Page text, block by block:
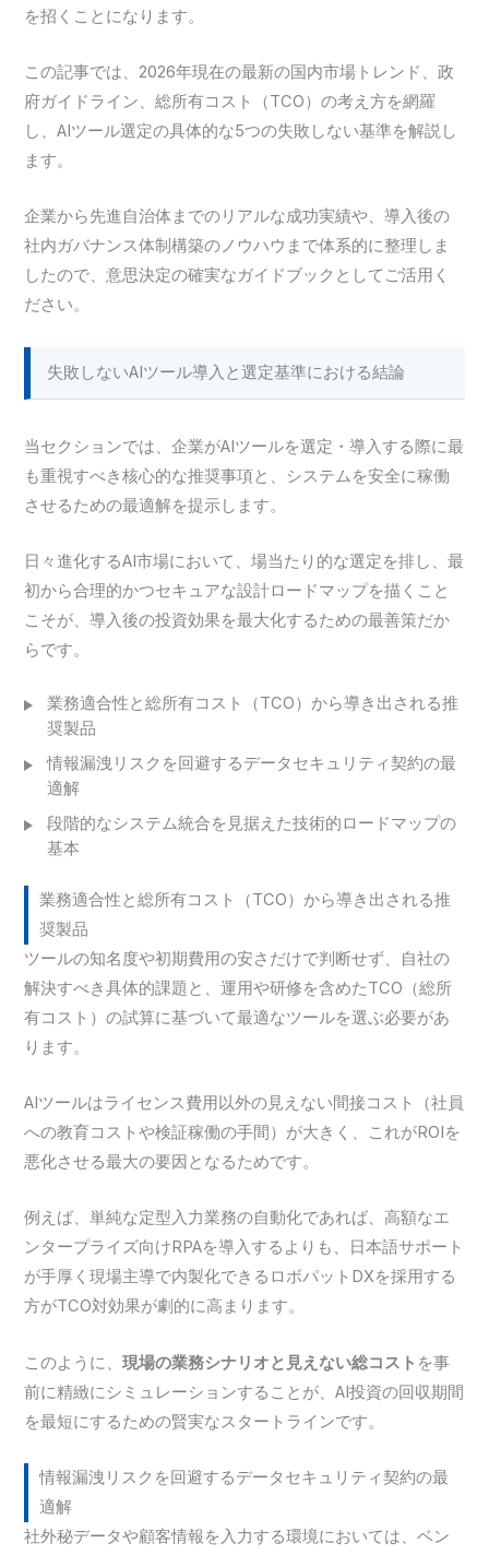
を招くことになります。
この記事では、2026年現在の最新の国内市場トレンド、政
府ガイドライン、総所有コスト（TCO）の考え方を網羅
し、AIツール選定の具体的な5つの失敗しない基準を解説し
ます。
企業から先進自治体までのリアルな成功実績や、導入後の
社内ガバナンス体制構築のノウハウまで体系的に整理しま
したので、意思決定の確実なガイドブックとしてご活用く
ださい。
失敗しないAIツール導入と選定基準における結論
当セクションでは、企業がAIツールを選定・導入する際に最
も重視すべき核心的な推奨事項と、システムを安全に稼働
させるための最適解を提示します。
日々進化するAI市場において、場当たり的な選定を排し、最
初から合理的かつセキュアな設計ロードマップを描くこと
こそが、導入後の投資効果を最大化するための最善策だか
らです。
業務適合性と総所有コスト（TCO）から導き出される推
奨製品
情報漏洩リスクを回避するデータセキュリティ契約の最
適解
段階的なシステム統合を見据えた技術的ロードマップの
基本
業務適合性と総所有コスト（TCO）から導き出される推
奨製品
ツールの知名度や初期費用の安さだけで判断せず、自社の
解決すべき具体的課題と、運用や研修を含めたTCO（総所
有コスト）の試算に基づいて最適なツールを選ぶ必要があ
ります。
AIツールはライセンス費用以外の見えない間接コスト（社員
への教育コストや検証稼働の手間）が大きく、これがROIを
悪化させる最大の要因となるためです。
例えば、単純な定型入力業務の自動化であれば、高額なエ
ンタープライズ向けRPAを導入するよりも、日本語サポート
が手厚く現場主導で内製化できるロボパットDXを採用する
方がTCO対効果が劇的に高まります。
このように、現場の業務シナリオと見えない総コスト を事
前に精緻にシミュレーションすることが、AI投資の回収期間
を最短にするための賢実なスタートラインです。
情報漏洩リスクを回避するデータセキュリティ契約の最
適解
社外秘データや顧客情報を入力する環境においては、ベン